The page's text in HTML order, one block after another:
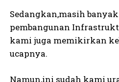
Sedangkan,masih
pembangunan
kami juga memikirkan
ucapnya.
Namun,ini sudah kami